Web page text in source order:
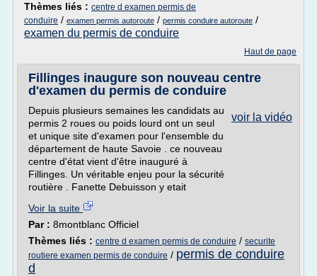
Thèmes liés : centre d examen permis de
conduire / examen permis autoroute / permis conduire autoroute /
examen du permis de conduire
Haut de page
Fillinges inaugure son nouveau centre
d'examen du permis de conduire
voir la vidéo
Depuis plusieurs semaines les candidats au
permis 2 roues ou poids lourd ont un seul
et unique site d'examen pour l'ensemble du
département de haute Savoie . ce nouveau
centre d'état vient d'être inauguré à
Fillinges. Un véritable enjeu pour la sécurité
routière . Fanette Debuisson y etait
Voir la suite
Par : 8montblanc Officiel
Thèmes liés : centre d examen permis de conduire / securite
routiere examen permis de conduire / permis de conduire
d